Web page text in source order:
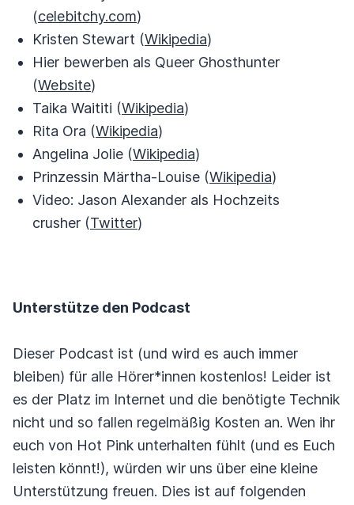
(celebitchy.com)
Kristen Stewart (Wikipedia)
Hier bewerben als Queer Ghosthunter
(Website)
Taika Waititi (Wikipedia)
Rita Ora (Wikipedia)
Angelina Jolie (Wikipedia)
Prinzessin Märtha-Louise (Wikipedia)
Video: Jason Alexander als Hochzeits
crusher (Twitter)
Unterstütze den Podcast
Dieser Podcast ist (und wird es auch immer
bleiben) für alle Hörer*innen kostenlos! Leider ist
es der Platz im Internet und die benötigte Technik
nicht und so fallen regelmäßig Kosten an. Wen ihr
euch von Hot Pink unterhalten fühlt (und es Euch
leisten könnt!), würden wir uns über eine kleine
Unterstützung freuen. Dies ist auf folgenden